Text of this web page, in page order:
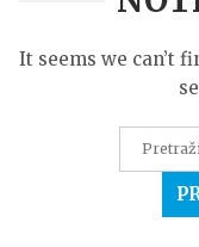
It seems we can’t